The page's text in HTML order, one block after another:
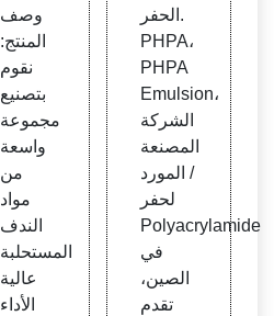
وصف
المنتج:
نقوم
بتصنيع
مجموعة
واسعة
من
مواد
الندف
المستحلبة
عالية
الأداء
الحفر.
PHPA،
PHPA
Emulsion،
الشركة
المصنعة
/ المورد
لحفر
Polyacrylamide
في
الصين،
تقدم